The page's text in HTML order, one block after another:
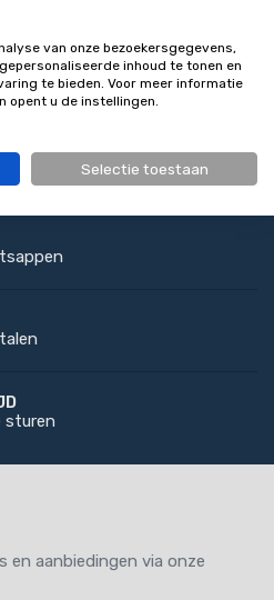
euro (NL)
sturen
aanbiedingen via onze
van onze bezoekersgegevens,
inhoud te tonen en
te bieden. Voor meer informatie
opent u de instellingen.
Selectie toestaan